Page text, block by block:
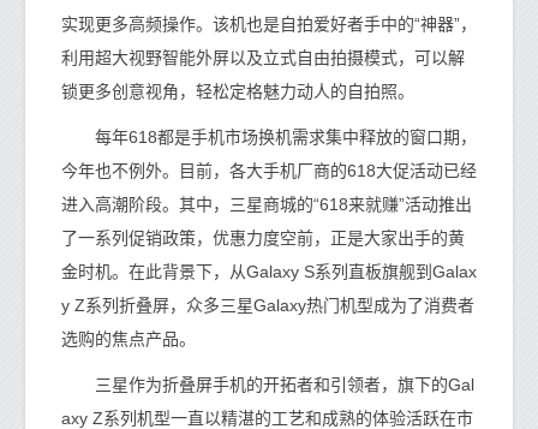
实现更多高频操作。该机也是自拍爱好者手中的“神器”，
利用超大视野智能外屏以及立式自由拍摄模式，可以解
锁更多创意视角，轻松定格魅力动人的自拍照。
每年618都是手机市场换机需求集中释放的窗口期，
今年也不例外。目前，各大手机厂商的618大促活动已经
进入高潮阶段。其中，三星商城的“618来就赚”活动推出
了一系列促销政策，优惠力度空前，正是大家出手的黄
金时机。在此背景下，从Galaxy S系列直板旗舰到Galax
y Z系列折叠屏，众多三星Galaxy热门机型成为了消费者
选购的焦点产品。
三星作为折叠屏手机的开拓者和引领者，旗下的Gal
axy Z系列机型一直以精湛的工艺和成熟的体验活跃在市